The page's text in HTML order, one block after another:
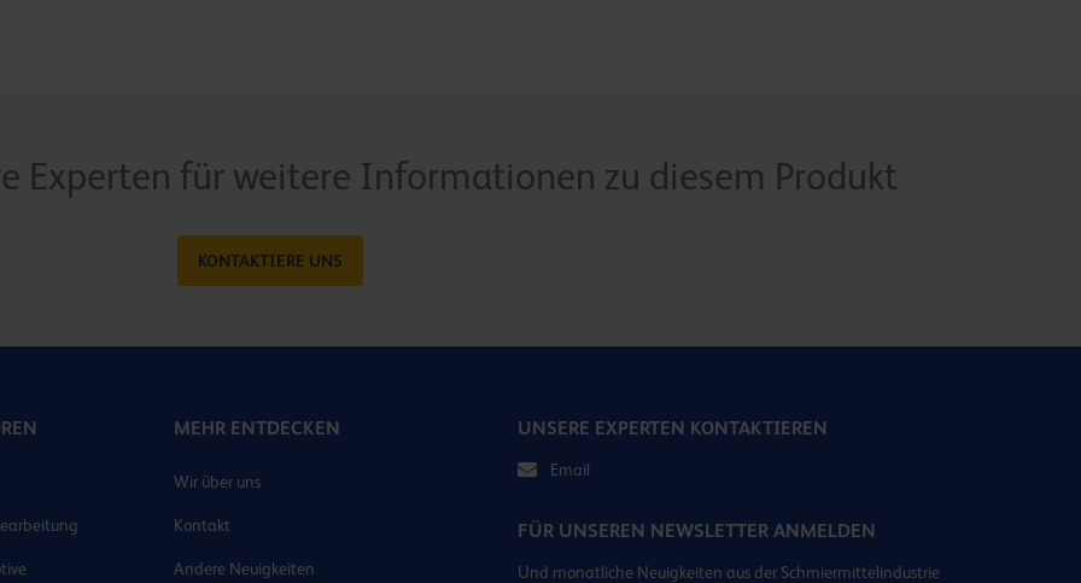
Experten für weitere Informationen zu diesem Produkt
KONTAKTIERE UNS
MEHR ENTDECKEN
Wir über uns
Kontakt
Andere Neuigkeiten
UNSERE EXPERTEN KONTAKTIEREN
Email
FÜR UNSEREN NEWSLETTER ANMELDEN
Und monatliche Neuigkeiten aus der Schmiermittelindustrie